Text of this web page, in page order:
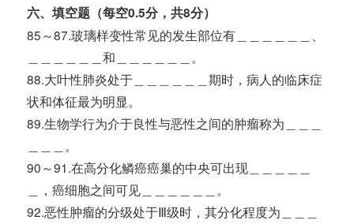
六、填空题（每空0.5分，共8分）
85～87.玻璃样变性常见的发生部位有＿＿＿＿＿＿、
＿＿＿＿＿＿和＿＿＿＿＿＿。
88.大叶性肺炎处于＿＿＿＿＿＿期时，病人的临床症
状和体征最为明显。
89.生物学行为介于良性与恶性之间的肿瘤称为＿＿＿
＿＿＿。
90～91.在高分化鳞癌癌巢的中央可出现＿＿＿＿＿
＿，癌细胞之间可见＿＿＿＿＿＿。
92.恶性肿瘤的分级处于Ⅲ级时，其分化程度为＿＿＿